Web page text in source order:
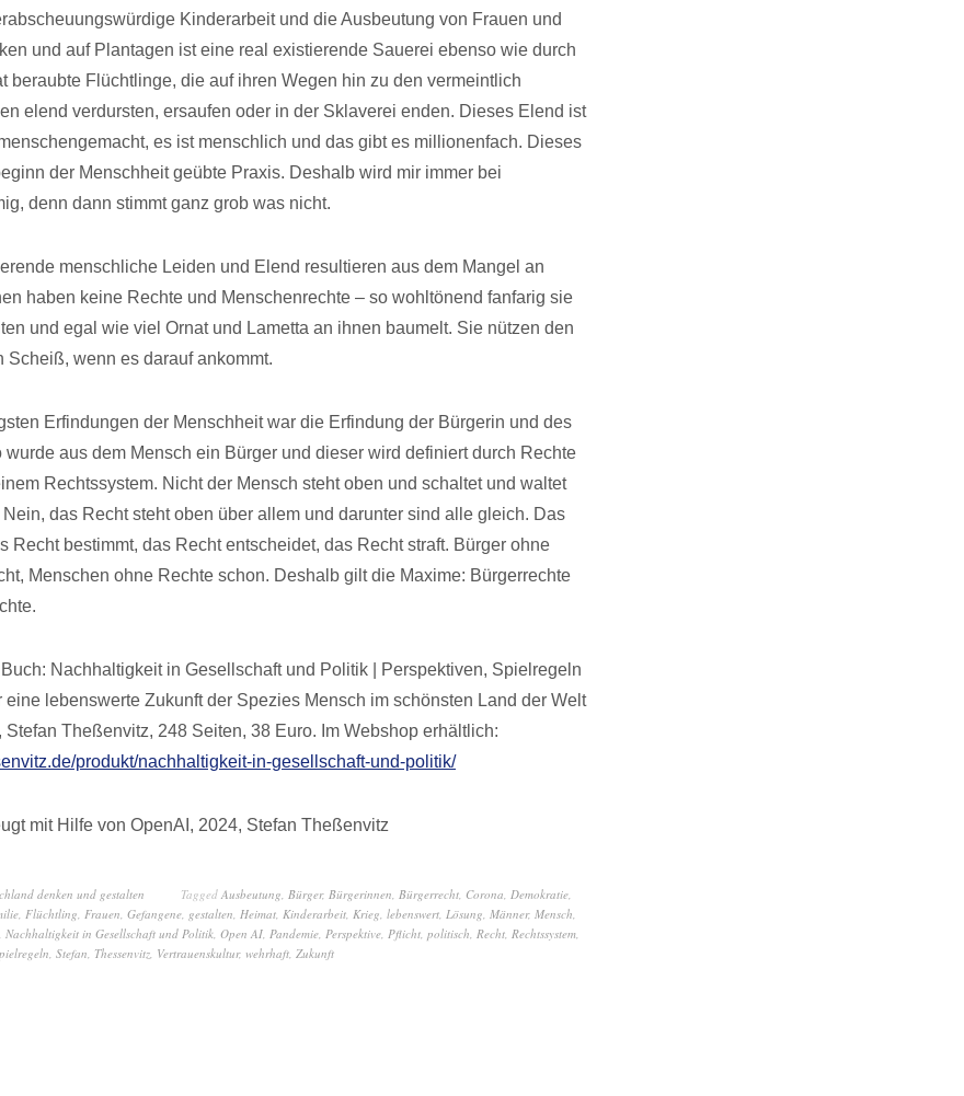
Kinderarbeit und die Ausbeutung von Frauen und
und auf Plantagen ist eine real existierende Sauerei ebenso wie durch
beraubte Flüchtlinge, die auf ihren Wegen hin zu den vermeintlich
elend verdursten, ersaufen oder in der Sklaverei enden. Dieses Elend ist
es ist menschlich und das gibt es millionenfach. Dieses
der Menschheit geübte Praxis. Deshalb wird mir immer bei
denn dann stimmt ganz grob was nicht.
menschliche Leiden und Elend resultieren aus dem Mangel an
haben keine Rechte und Menschenrechte – so wohltönend fanfarig sie
und egal wie viel Ornat und Lametta an ihnen baumelt. Sie nützen den
Scheiß, wenn es darauf ankommt.
Erfindungen der Menschheit war die Erfindung der Bürgerin und des
wurde aus dem Mensch ein Bürger und dieser wird definiert durch Rechte
Rechtssystem. Nicht der Mensch steht oben und schaltet und waltet
das Recht steht oben über allem und darunter sind alle gleich. Das
Recht bestimmt, das Recht entscheidet, das Recht straft. Bürger ohne
Menschen ohne Rechte schon. Deshalb gilt die Maxime: Bürgerrechte
Nachhaltigkeit in Gesellschaft und Politik | Perspektiven, Spielregeln
eine lebenswerte Zukunft der Spezies Mensch im schönsten Land der Welt
Theßenvitz, 248 Seiten, 38 Euro. Im Webshop erhältlich:
produkt/nachhaltigkeit-in-gesellschaft-und-politik/
mit Hilfe von OpenAI, 2024, Stefan Theßenvitz
denken und gestalten Tagged Ausbeutung, Bürger, Bürgerinnen, Bürgerrecht, Corona, Demokratie,
, Flüchtling, Frauen, Gefangene, gestalten, Heimat, Kinderarbeit, Krieg, lebenswert, Lösung, Männer, Mensch,
, Nachhaltigkeit in Gesellschaft und Politik, Open AI, Pandemie, Perspektive, Pflicht, politisch, Recht, Rechtssystem,
, Stefan, Thessenvitz, Vertrauenskultur, wehrhaft, Zukunft